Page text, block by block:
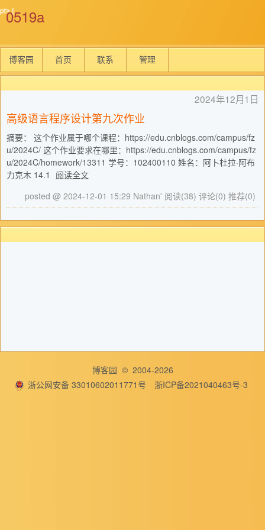
0519a
博客园 首页 联系 管理
2024年12月1日
高级语言程序设计第九次作业
摘要： 这个作业属于哪个课程：https://edu.cnblogs.com/campus/fz
u/2024C/ 这个作业要求在哪里：https://edu.cnblogs.com/campus/fz
u/2024C/homework/13311 学号：102400110 姓名：阿卜杜拉·阿布
力克木 14.1
阅读全文
posted @ 2024-12-01 15:29 Nathan' 阅读(38) 评论(0) 推荐(0)
博客园 © 2004-2026
浙公网安备 33010602011771号
浙ICP备2021040463号-3